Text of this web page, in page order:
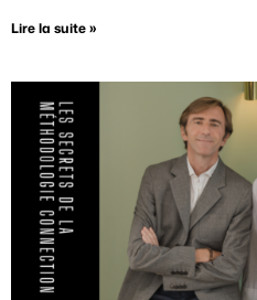
Lire la suite »